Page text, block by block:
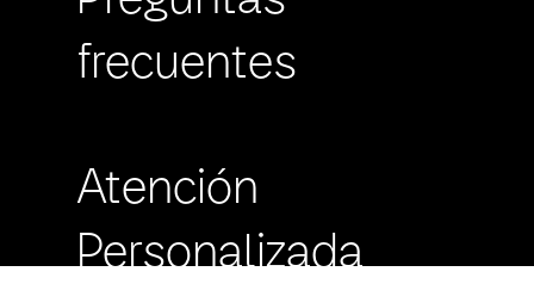
frecuentes
Atención
Personalizada